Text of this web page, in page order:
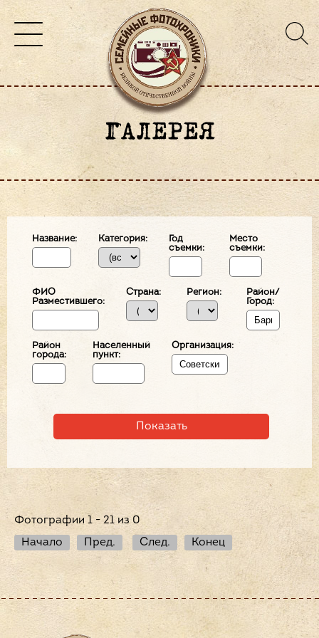
ГАЛЕРЕЯ
Название: Категория:
Год
съемки:
Место
съемки:
ФИО
Разместившего:
Страна: Регион:
Район/
Город:
Район
города:
Населенный
пункт:
Организация:
Фотографии 1 - 21 из 0
Начало
Пред. След. Конец